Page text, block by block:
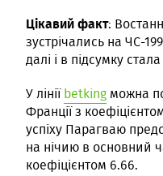
Цікавий факт:
зустрічались на ЧС-
далі і в підсумку
У лініїbetking можна
Франції з
успіху Парагваю
на нічию в основний
коефіцієнтом 6.66.